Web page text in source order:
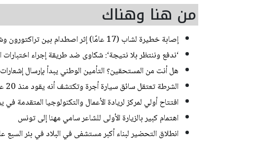
من هنا وهناك
إصابة خطيرة لشاب (17 عامًا) إثر اصطدام بين تراكتورون وشاحنة في يركا
‘ندفع وننتظر بلا نتيجة‘: شكاوى ضد طريقة إجراء اختبارات
هل أنت من المستحقين؟ التأمين الوطني يبدأ بإرسال
الشرطة تعتقل سائق سيارة أجرة وتكتشف أنه يقود منذ 20 عاما من دون رخصة قيادة
افتتاح أولي لمركز لريادة الأعمال والتكنولوجيا المتقدمة في
اهتمام كبير بالزيارة الأولى للشاعر سامي مهنا إلى تونس
انطلاق التحضير لبناء أكبر مستشفى في البلاد في بئر